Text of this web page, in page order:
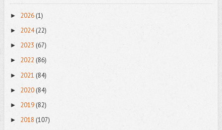
► 2026 (1)
► 2024(22)
► 2023 (67)
► 2022 (86)
► 2021 (84)
► 2020(84)
► 2019(82)
► 2018 (107)